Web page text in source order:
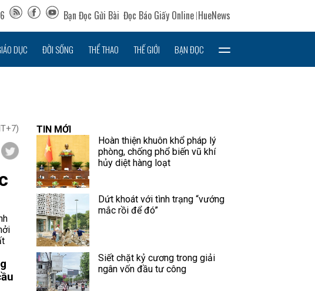
Bạn Đọc Gửi Bài Đọc Báo Giấy Online HueNews
DỤC ĐỜI SỐNG THỂ THAO THẾ GIỚI BẠN ĐỌC
TIN MỚI
Hoàn thiện khuôn khổ pháp lý
phòng, chống phổ biến vũ khí
hủy diệt hàng loạt
Dứt khoát với tình trạng “vướng
mắc rồi để đó”
Siết chặt kỷ cương trong giải
ngân vốn đầu tư công